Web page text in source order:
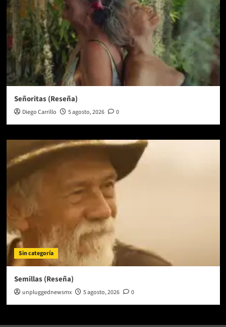
Señoritas (Reseña)
Diego Carrillo 5 agosto, 2026 0
Sin categoría
Semillas (Reseña)
unpluggednewsmx 5 agosto, 2026 0